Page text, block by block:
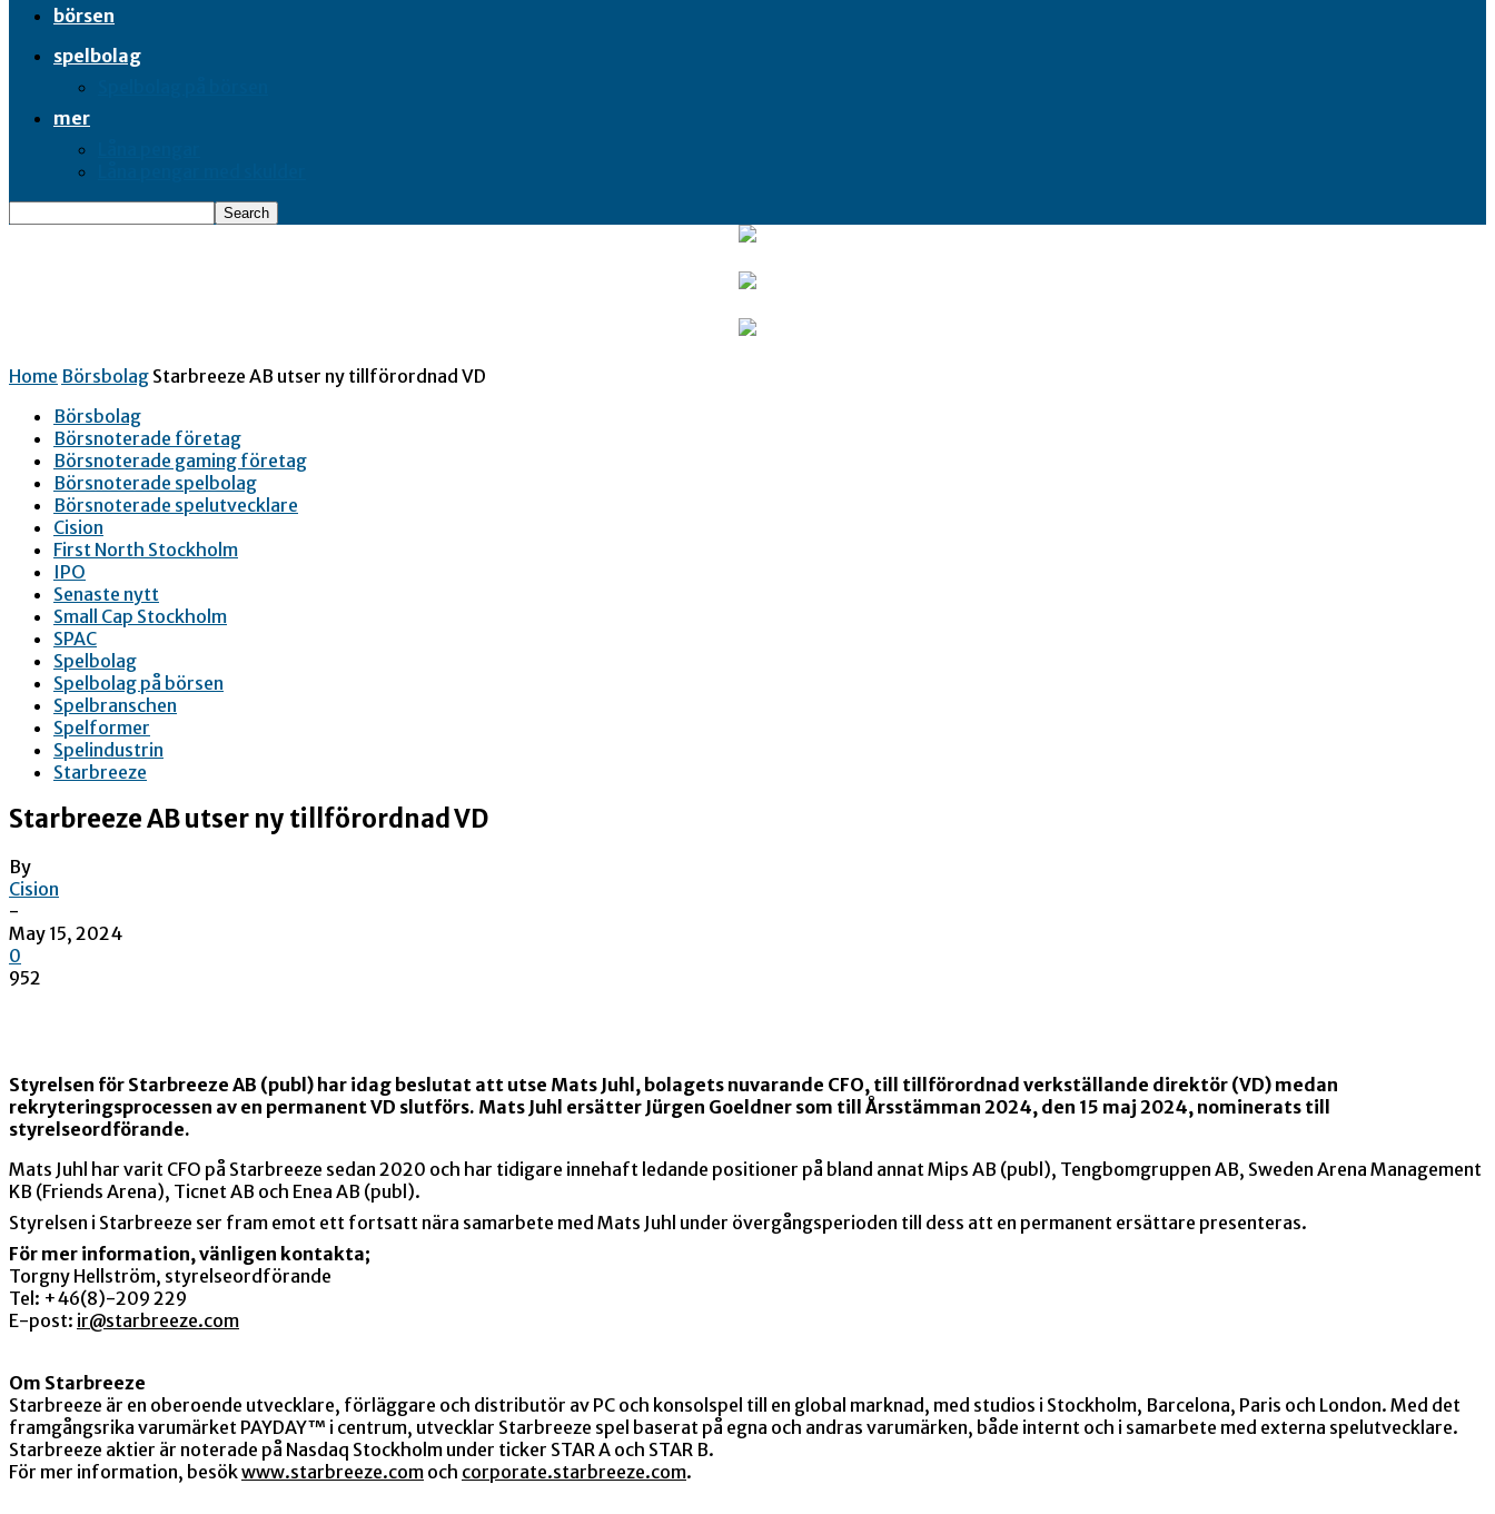
börsen
spelbolag
mer
Home Börsbolag Starbreeze AB utser ny tillförordnad VD
Börsbolag
Börsnoterade företag
Börsnoterade gaming företag
Börsnoterade spelbolag
Börsnoterade spelutvecklare
Cision
First North Stockholm
IPO
Senaste nytt
Small Cap Stockholm
SPAC
Spelbolag
Spelbolag på börsen
Spelbranschen
Spelformer
Spelindustrin
Starbreeze
Starbreeze AB utser ny tillförordnad VD
By
Cision
-
May 15, 2024
0
952
Styrelsen för Starbreeze AB (publ) har idag beslutat att utse Mats Juhl, bolagets nuvarande CFO, till tillförordnad verkställande direktör (VD) medan
rekryteringsprocessen av en permanent VD slutförs. Mats Juhl ersätter Jürgen Goeldner som till Årsstämman 2024, den 15 maj 2024, nominerats till
styrelseordförande.
Mats Juhl har varit CFO på Starbreeze sedan 2020 och har tidigare innehaft ledande positioner på bland annat Mips AB (publ), Tengbomgruppen AB, Sweden Arena Management
KB (Friends Arena), Ticnet AB och Enea AB (publ).
Styrelsen i Starbreeze ser fram emot ett fortsatt nära samarbete med Mats Juhl under övergångsperioden till dess att en permanent ersättare presenteras.
För mer information, vänligen kontakta;
Torgny Hellström, styrelseordförande
Tel: +46(8)-209 229
E-post: ir@starbreeze.com
Om Starbreeze
Starbreeze är en oberoende utvecklare, förläggare och distributör av PC och konsolspel till en global marknad, med studios i Stockholm, Barcelona, Paris och London. Med det
framgångsrika varumärket PAYDAY™ i centrum, utvecklar Starbreeze spel baserat på egna och andras varumärken, både internt och i samarbete med externa spelutvecklare.
Starbreeze aktier är noterade på Nasdaq Stockholm under ticker STAR A och STAR B.
För mer information, besökwww.starbreeze.com och corporate.starbreeze.com.